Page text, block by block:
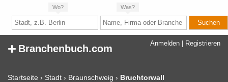
Wo? Was?
Anmelden Registrieren
+ Branchenbuch.com
Startseite › Stadt › Braunschweig › Bruchtorwall